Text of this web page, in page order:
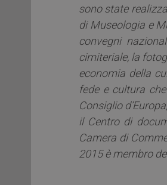
sono state
di Museologia e
convegni
cimiteriale, la
economia della
fede e cultura
Consiglio
il Centro di
Camera di
2015 è membro